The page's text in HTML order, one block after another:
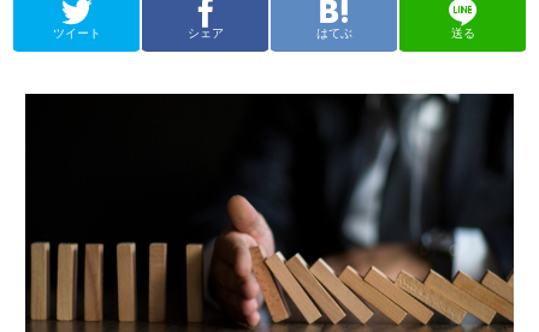
ツイート シェア はてぶ 送る